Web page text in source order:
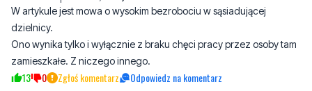
zamieszkałe. Z niczego innego.
13 0
Uklad zamknięty niedziela, 10 stycznia 2021 - 14:41:52
Zazdroszczę Rumi i Redzie. W Wejherowie niestety z powodu